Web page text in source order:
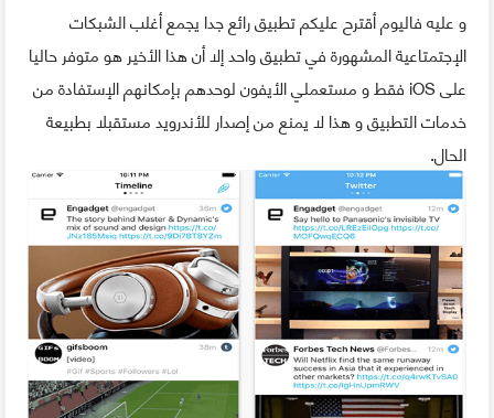
و عليه فاليوم أقترح عليكم تطبيق رائع جدا يجمع أغلب الشبكات
الإجتمتاعية المشهورة في تطبيق واحد إلا أن هذا الأخير هو متوفر حاليا
على iOS فقط و مستعملي الأيفون لوحدهم بإمكانهم الإستفادة من
خدمات التطبيق و هذا لا يمنع من إصدار للأندرويد مستقبلا بطبيعة
الحال.